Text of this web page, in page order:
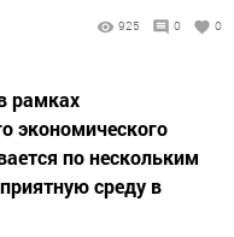
925 0 0
рамках
экономического
по нескольким
среду в